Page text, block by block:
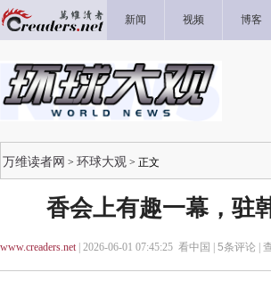
新闻 视频 博客
万维读者网 > 环球大观 > 正文
香会上有趣一幕，驻
www.creaders.net| 2026-06-01 07:45:25 看中国 | 5条评论 |